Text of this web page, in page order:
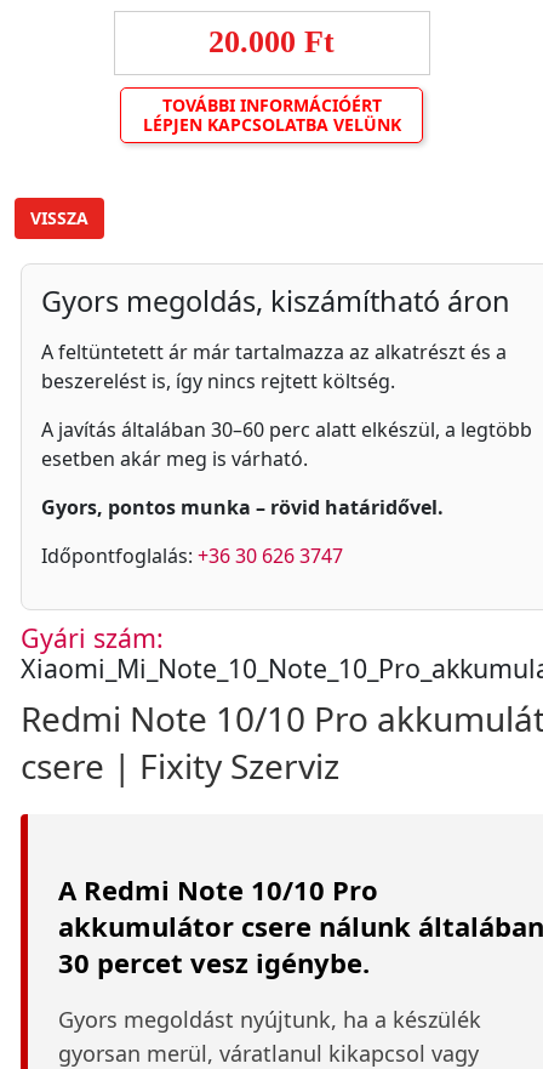
20.000 Ft
TOVÁBBI INFORMÁCIÓÉRT
LÉPJEN KAPCSOLATBA VELÜNK
VISSZA
Gyors megoldás, kiszámítható áron
A feltüntetett ár már tartalmazza az alkatrészt és a
beszerelést is, így nincs rejtett költség.
A javítás általában 30–60 perc alatt elkészül, a legtöbb
esetben akár meg is várható.
Gyors, pontos munka – rövid határidővel.
Időpontfoglalás: +36 30 626 3747
Gyári szám:
Redmi Note 10/10 Pro
csere | Fixity Szerviz
A Redmi Note 10/10 Pro
akkumulátor csere nálunk általában
30 percet vesz igénybe.
Gyors megoldást nyújtunk, ha a készülék
gyorsan merül, váratlanul kikapcsol vagy